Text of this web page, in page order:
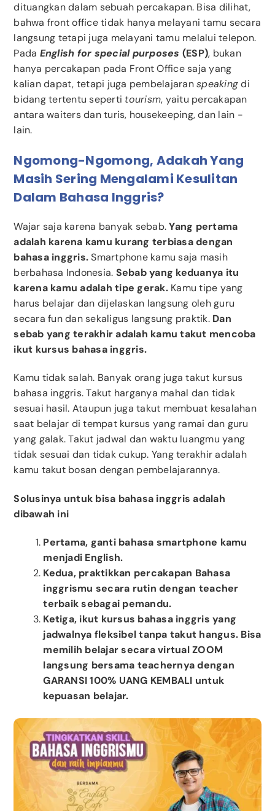
dituangkan dalam sebuah percakapan. Bisa dilihat,
bahwa front office tidak hanya melayani tamu secara
langsung tetapi juga melayani tamu melalui telepon.
Pada English for special purposes (ESP), bukan
hanya percakapan pada Front Office saja yang
kalian dapat, tetapi juga pembelajaranspeakingdi
bidang tertentu seperti tourism, yaitu percakapan
antara waiters dan turis, housekeeping, dan lain -
lain.
Ngomong-Ngomong, Adakah Yang
Masih Sering Mengalami Kesulitan
Dalam Bahasa Inggris?
Wajar saja karena banyak sebab.Yang pertama
adalah karena kamu kurang terbiasa dengan
bahasa inggris.Smartphone kamu saja masih
berbahasa Indonesia. Sebab yang keduanya itu
karena kamu adalah tipe gerak.Kamu tipe yang
harus belajar dan dijelaskan langsung oleh guru
secara fun dan sekaligus langsung praktik. Dan
sebab yang terakhir adalah kamu takut mencoba
ikut kursus bahasa inggris.
Kamu tidak salah. Banyak orang juga takut kursus
bahasa inggris. Takut harganya mahal dan tidak
sesuai hasil. Ataupun juga takut membuat kesalahan
saat belajar di tempat kursus yang ramai dan guru
yang galak. Takut jadwal dan waktu luangmu yang
tidak sesuai dan tidak cukup. Yang terakhir adalah
kamu takut bosan dengan pembelajarannya.
Solusinya untuk bisa bahasa inggris adalah
dibawah ini
Pertama, ganti bahasa smartphone kamu
menjadi English.
Kedua, praktikkan percakapan Bahasa
inggrismu secara rutin dengan teacher
terbaik sebagai pemandu.
Ketiga, ikut kursus bahasa inggris yang
jadwalnya fleksibel tanpa takut hangus. Bisa
memilih belajar secara virtual ZOOM
langsung bersama teachernya dengan
GARANSI 100% UANG KEMBALI untuk
kepuasan belajar.